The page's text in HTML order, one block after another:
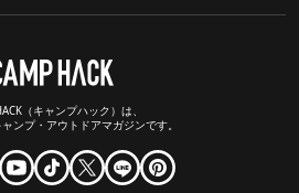
（キャンプハック）は、
ンプ・アウトドアマガジンです。